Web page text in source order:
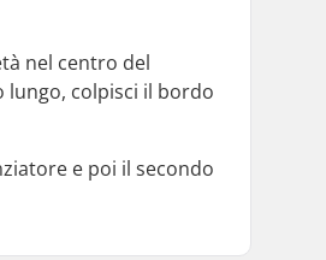
nel centro del
colpisci il bordo
e poi il secondo